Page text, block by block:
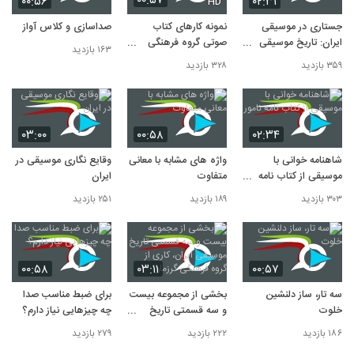
۲۷۵ بازدید
جستاری در موسیقی
ایران: تاریخ موسیقی
ایران
۳۵۹ بازدید
نمونه کارهای کتاب
صوتی گروه فرهنگی
گرزمان جهت همکاری در
۳۲۸ بازدید
صداسازی و کلاس آواز
۱۶۳ بازدید
۰۲:۳۴
شاهنامه خوانی با
موسیقی از کتاب نامه
نامور
۳۰۳ بازدید
۰۰:۵۸
واژه های مشابه با معانی
متفاوت
۱۸۹ بازدید
۰۳:۰۰
وقایع نگاری موسیقی در
ایران
۲۵۱ بازدید
۰۰:۵۷
سه تار، ساز دلنشین
خلوت
۱۸۶ بازدید
۰۳:۱۱
بخشی از مجموعه بیست
و سه قسمتی تاریخ
موسیقی ایران، کاری از
گروه فرهنگی گرزمان
۲۲۲ بازدید
۰۰:۵۸
برای ضبط مناسب صدا
چه چیزهایی نیاز دارم؟
۲۷۹ بازدید